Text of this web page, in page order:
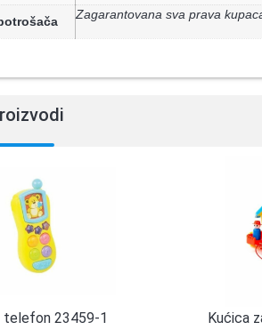
Zagarantovana sva prava
telefon 23459-1
Kućica